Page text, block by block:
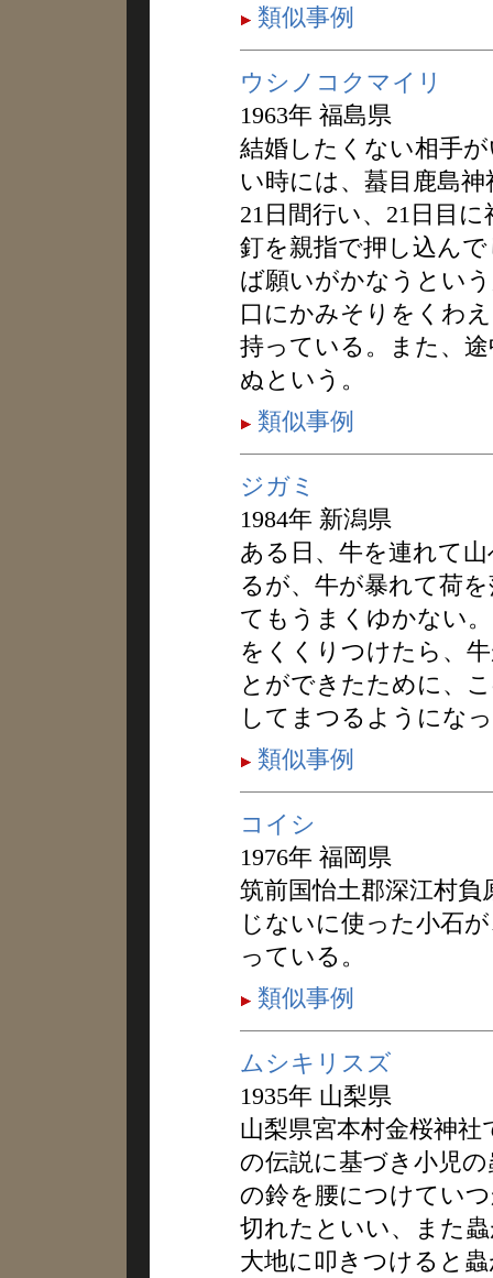
類似事例
ウシノコクマイリ
1963年 福島県
結婚したくない相手
い時には、蟇目鹿島
21日間行い、21日目
釘を親指で押し込ん
ば願いがかなうとい
口にかみそりをくわ
持っている。また、
ぬという。
類似事例
ジガミ
1984年 新潟県
ある日、牛を連れて
るが、牛が暴れて荷
てもうまくゆかない
をくくりつけたら、
とができたために、
してまつるようにな
類似事例
コイシ
1976年 福岡県
筑前国怡土郡深江村
じないに使った小石
っている。
類似事例
ムシキリスズ
1935年 山梨県
山梨県宮本村金桜神
の伝説に基づき小児
の鈴を腰につけてい
切れたといい、また
大地に叩きつけると